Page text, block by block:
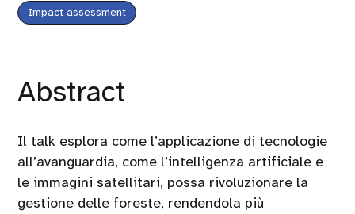
Impact assessment
Abstract
Il talk esplora come l’applicazione di tecnologie
all’avanguardia, come l’intelligenza artificiale e
le immagini satellitari, possa rivoluzionare la
gestione delle foreste, rendendola più